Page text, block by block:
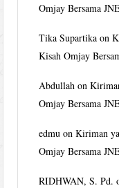
Omjay Bersama
Tika Supartika on
Kisah Omjay
Abdullah on
Omjay Bersama
edmu onKiriman
Omjay Bersama
RIDHWAN, S. Pd.